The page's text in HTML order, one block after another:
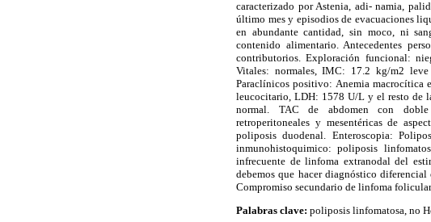
caracterizado por Astenia, adi- namia ,
último mes y episodios de evacuaciones
en abundante cantidad, sin moco, ni
contenido alimentario. Antecedentes
contributorios . Exploración funcional:
Vitales: normales, IMC: 17.2 kg/m2 leve
Paraclínicos positivo: Anemia macrocítica e
leucocitario, LDH: 1578 U/L y el resto de
normal. TAC de abdomen con doble
retroperitoneales y mesentéricas de
poliposis duodenal. Enteroscopia:
inmunohistoquimico:poliposis
infrecuente de linfoma extranodal del
debemos que hacer diagnóstico
Compromiso secundario de linfoma
Palabras clave: poliposis linfomatosa, no